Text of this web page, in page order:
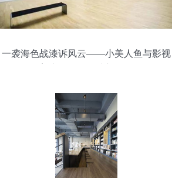
一袭海色战漆诉风云——小美人鱼与影视